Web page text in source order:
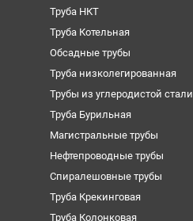
Труба НКТ
Труба Котельная
Обсадные трубы
Труба низколегированная
Трубы из углеродистой стали
Труба Бурильная
Магистральные трубы
Нефтепроводные трубы
Спиралешовные трубы
Труба Крекинговая
Труба Колонковая